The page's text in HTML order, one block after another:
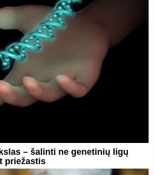
– šalinti ne genetinių ligų
priežastis